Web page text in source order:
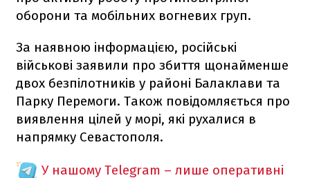
оборони та мобільних вогневих груп.
За наявною інформацією, російські
військові заявили про збиття щонайменше
двох безпілотників у районі Балаклави та
Парку Перемоги. Також повідомляється про
виявлення цілей у морі, які рухалися в
напрямку Севастополя.
У нашому Telegram – лише оперативні